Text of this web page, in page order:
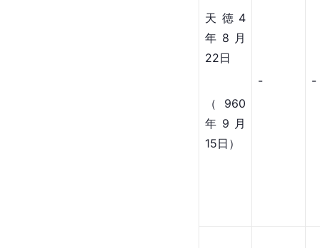
天徳4
年8月
22日
（960
年9月
15日）
- -